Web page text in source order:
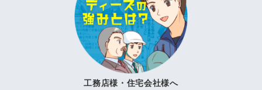
工務店様・住宅会社様へ